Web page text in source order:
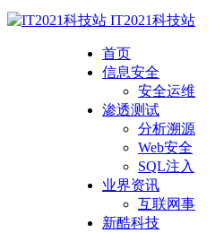
IT2021科技站
首页
信息安全
安全运维
渗透测试
分析溯源
Web安全
SQL注入
业界资讯
互联网事
新酷科技